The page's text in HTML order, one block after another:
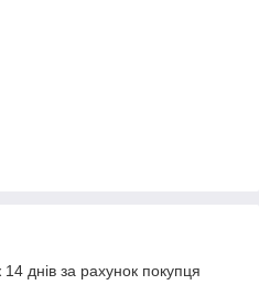
днів за рахунок покупця